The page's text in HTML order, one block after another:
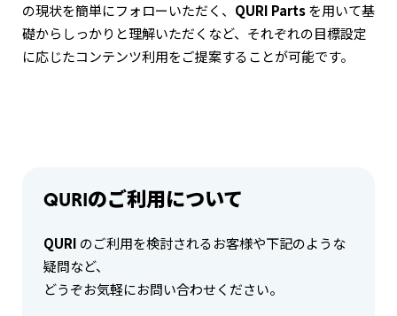
の現状を簡単にフォローいただく、 QURI Partsを用いて基
礎からしっかりと理解いただくなど、それぞれの目標設定
に応じたコンテンツ利用をご提案することが可能です。
QURIのご利用について
QURI のご利用を検討されるお客様や下記のような
疑問など、
どうぞお気軽にお問い合わせください。